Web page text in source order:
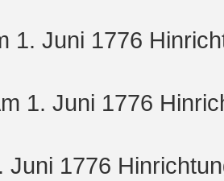
1. Juni 1776
1. Juni 1776
Juni 1776